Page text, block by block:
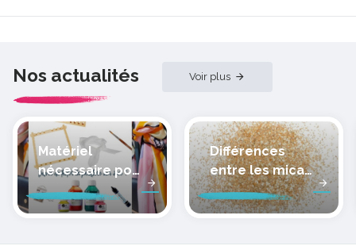
Nos actualités Voir plus
Matériel
nécessaire pour
peindre la soie
Différences
entre les micas
des pâtes
polymères